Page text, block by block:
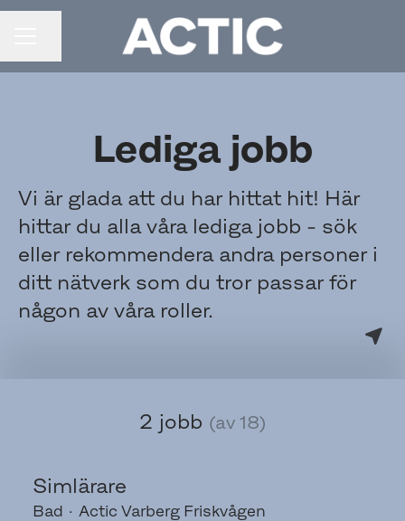
Lediga jobb
Vi är glada att du har hittat hit! Här
hittar du alla våra lediga jobb - sök
eller rekommendera andra personer i
ditt nätverk som du tror passar för
någon av våra roller.
2 jobb (av 18)
Simlärare
Bad · Actic Varberg Friskvågen